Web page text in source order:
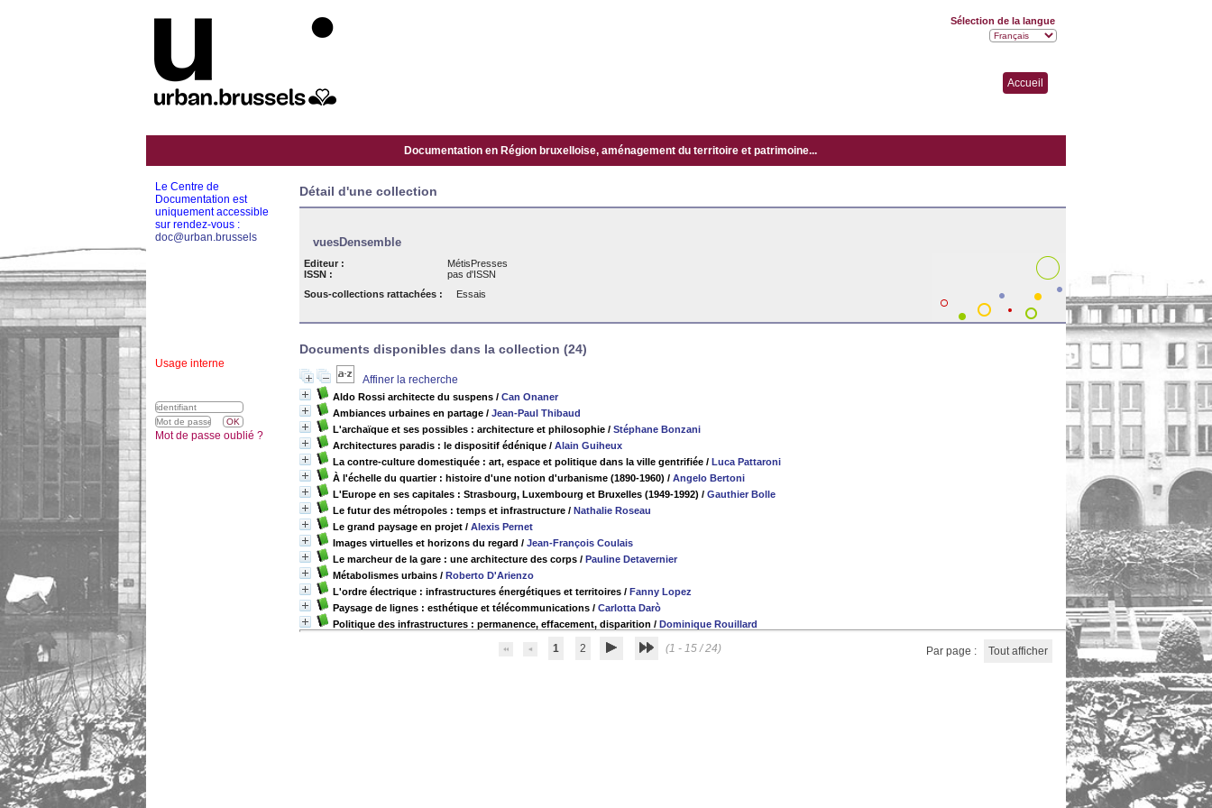
Accueil
Documentation en Région bruxelloise, aménagement du territoire et patrimoine...
Détail d'une collection
vuesDensemble
Editeur :
MétisPresses
ISSN :
pas d'ISSN
Sous-collections rattachées :
Essais
Documents disponibles dans la collection (24)
Affiner la recherche
Aldo Rossi architecte du suspens / Can Onaner
Ambiances urbaines en partage / Jean-Paul Thibaud
L'archaïque et ses possibles : architecture et philosophie / Stéphane Bonzani
Architectures paradis : le dispositif édénique / Alain Guiheux
La contre-culture domestiquée : art, espace et politique dans la ville gentrifiée / Luca Pattaroni
À l'échelle du quartier : histoire d'une notion d'urbanisme (1890-1960) / Angelo Bertoni
L'Europe en ses capitales : Strasbourg, Luxembourg et Bruxelles (1949-1992) / Gauthier Bolle
Le futur des métropoles : temps et infrastructure / Nathalie Roseau
Le grand paysage en projet / Alexis Pernet
Images virtuelles et horizons du regard / Jean-François Coulais
Le marcheur de la gare : une architecture des corps / Pauline Detavernier
Métabolismes urbains / Roberto D'Arienzo
L'ordre électrique : infrastructures énergétiques et territoires / Fanny Lopez
Paysage de lignes : esthétique et télécommunications / Carlotta Darò
Politique des infrastructures : permanence, effacement, disparition / Dominique Rouillard
1 2 (1 - 15 / 24) Par page : Tout afficher
Le Centre de
Documentation est
uniquement accessible
sur rendez-vous :
doc@urban.brussels
Usage interne
Sélection de la langue
Mot de passe oublié ?